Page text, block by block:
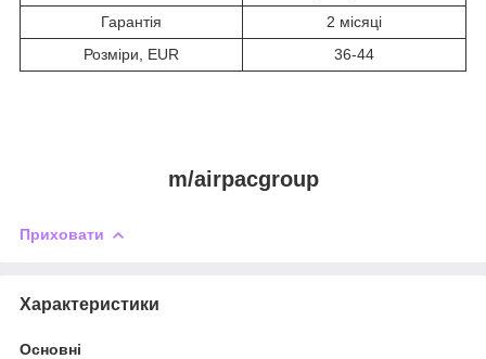
Гарантія
2 місяці
Розміри, EUR
36-44
m/airpacgroup
Приховати
Характеристики
Основні